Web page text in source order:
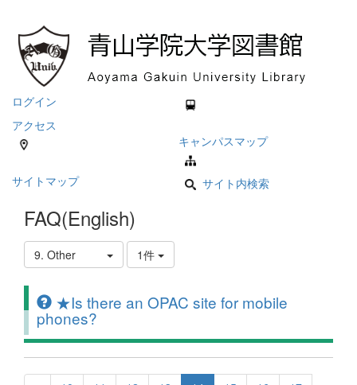
ログイン
アクセス
キャンパスマップ
サイトマップ サイト内検索
FAQ(English)
9. Other 1件
★Is there an OPAC site for mobile
phones?